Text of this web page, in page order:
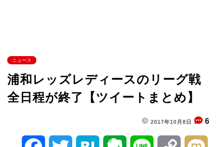
ニュース
浦和レッズレディースのリーグ戦
全日程が終了【ツイートまとめ】
2017年10月8日 6